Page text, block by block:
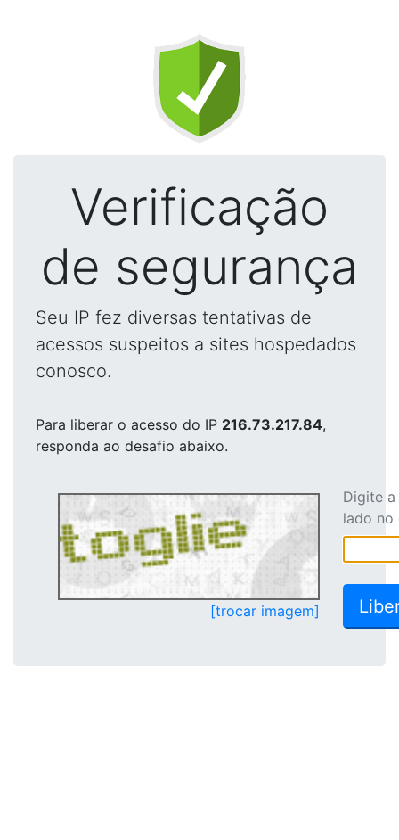
Verificação
de segurança
Seu IP fez diversas tentativas de
acessos suspeitos a sites hospedados
conosco.
Para liberar o acesso do IP 216.73.217.84,
responda ao desafio abaixo.
[trocar imagem]
Digite
lado no